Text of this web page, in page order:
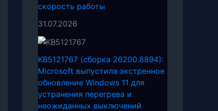
скорость работы
31.07.2026
KB5121767 (сборка 26200.8894):
Microsoft выпустила экстренное
обновление Windows 11 для
устранения перегрева и
неожиданных выключений